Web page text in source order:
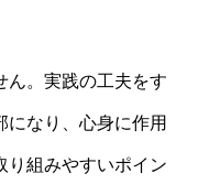
ん。実践の工夫をす
になり、心身に作用
り組みやすいポイン